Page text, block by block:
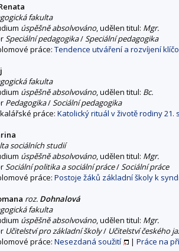
fakulta
úspěšně absolvováno, udělen titul: Mgr.
Speciální pedagogika/Speciální pedagogika
práce: Tendence utváření a rozvíjení
fakulta
úspěšně absolvováno, udělen titul: Bc.
Pedagogika/Sociální pedagogika
práce: Katolický rituál v životě rodiny 21.
sociálních studií
úspěšně absolvováno, udělen titul: Mgr.
Sociální politika a sociální práce/Sociální práce
práce: Postoje žáků základní školy k
roz. Dohnalová
fakulta
úspěšně absolvováno, udělen titul: Mgr.
Učitelství pro základní školy/ Učitelství českého
práce: Nesezdaná soužití | Práce na